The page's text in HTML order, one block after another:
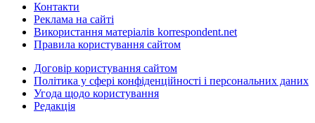
Контакти
Реклама на сайті
Використання матеріалів korrespondent.net
Правила користування сайтом
Договір користування сайтом
Політика у сфері конфіденційності і персональних даних
Угода щодо користування
Редакція